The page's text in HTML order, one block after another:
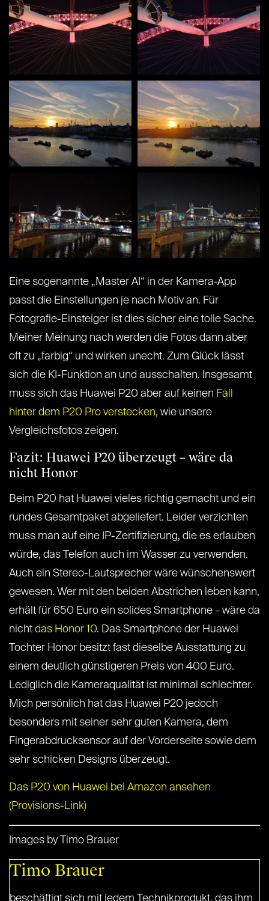
Eine sogenannte „Master AI“ in der Kamera-App
passt die Einstellungen je nach Motiv an. Für
Fotografie-Einsteiger ist dies sicher eine tolle Sache.
Meiner Meinung nach werden die Fotos dann aber
oft zu „farbig“ und wirken unecht. Zum Glück lässt
sich die KI-Funktion an und ausschalten. Insgesamt
muss sich das Huawei P20 aber auf keinen Fall
hinter dem P20 Pro verstecken, wie unsere
Vergleichsfotos zeigen.
Fazit: Huawei P20 überzeugt – wäre da
nicht Honor
Beim P20 hat Huawei vieles richtig gemacht und ein
rundes Gesamtpaket abgeliefert. Leider verzichten
muss man auf eine IP-Zertifizierung, die es erlauben
würde, das Telefon auch im Wasser zu verwenden.
Auch ein Stereo-Lautsprecher wäre wünschenswert
gewesen. Wer mit den beiden Abstrichen leben kann,
erhält für 650 Euro ein solides Smartphone – wäre da
nicht das Honor 10. Das Smartphone der Huawei
Tochter Honor besitzt fast dieselbe Ausstattung zu
einem deutlich günstigeren Preis von 400 Euro.
Lediglich die Kameraqualität ist minimal schlechter.
Mich persönlich hat das Huawei P20 jedoch
besonders mit seiner sehr guten Kamera, dem
Fingerabdrucksensor auf der Vorderseite sowie dem
sehr schicken Designs überzeugt.
Das P20 von Huawei bei Amazon ansehen
(Provisions-Link)
Images by Timo Brauer
Timo Brauer
beschäftigt sich mit jedem Technikprodukt, das ihm